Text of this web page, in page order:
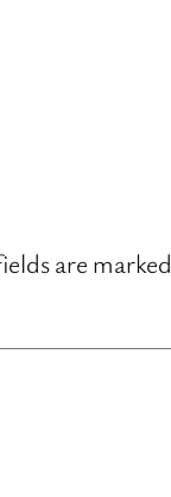
are marked